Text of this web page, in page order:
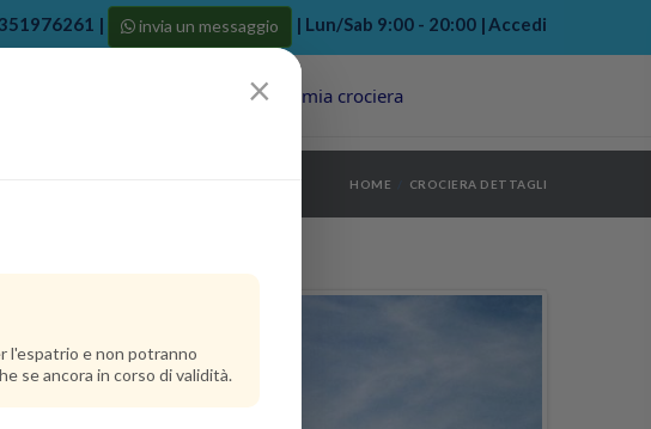
>
>
| invia un messaggio | Lun/Sab 9:00 - 20:00 |Accedi
Last Minute La mia crociera
HOME CROCIERA DETTAGLI
×
l'espatrio e non potranno
se ancora in corso di validità.